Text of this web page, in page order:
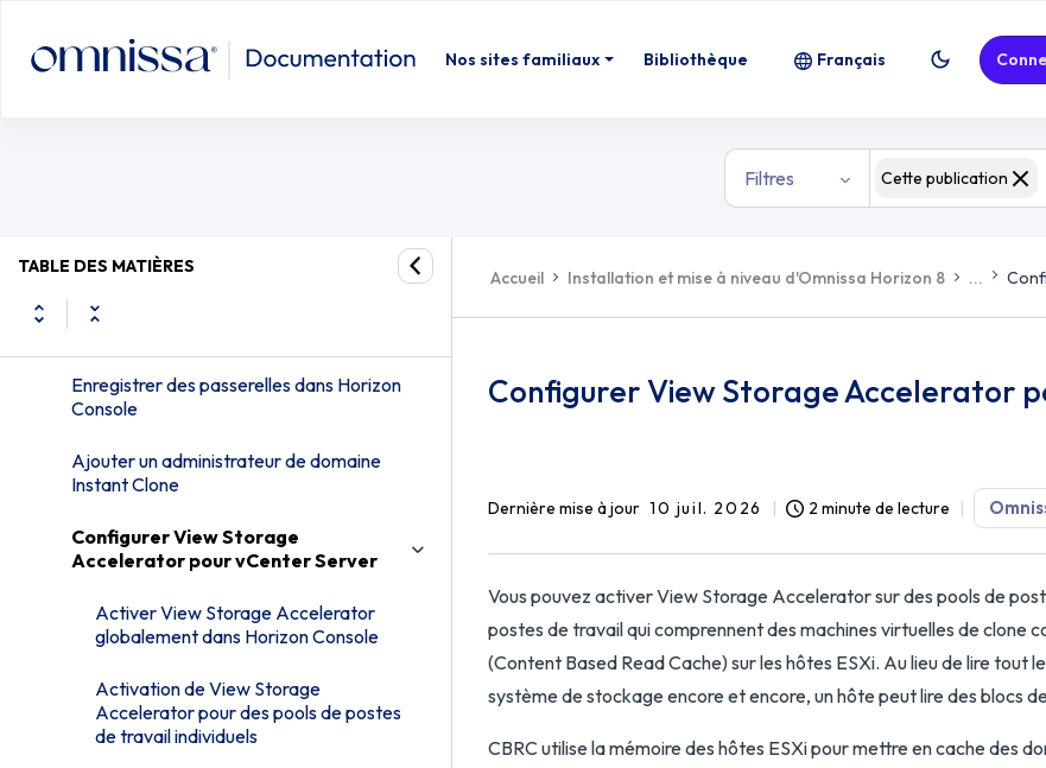
Nos sites familiaux Bibliothèque Français
Filtres Cette publication
TABLE DES MATIÈRES
Se connecter à Horizon Console
d’Horizon Control Plane
Ajouter des instances de vCenter
Enregistrer des passerelles dans Horizon
Console
Ajouter un administrateur de domaine
Instant Clone
Configurer View Storage
Accelerator pour vCenter Server
Activer View Storage Accelerator
globalement dans Horizon Console
Activation de View Storage
Accelerator pour des pools de postes
de travail individuels
Accueil Installation et mise à niveau d'Omnissa Horizon 8 ...
Configurer View Storage Accelerator
Dernière mise à jour 10 juil. 2026 2 minute de lecture
Vous pouvez activer View Storage Accelerator sur des pools de
postes de travail qui comprennent des machines virtuelles de clone
(Content Based Read Cache) sur les hôtes ESXi. Au lieu de lire tout
système de stockage encore et encore, un hôte peut lire des blocs
CBRC utilise la mémoire des hôtes ESXi pour mettre en cache des